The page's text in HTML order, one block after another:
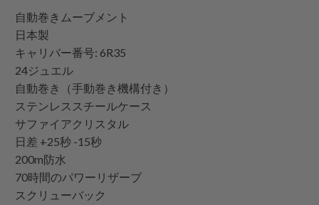
自動巻きムーブメント
日本製
キャリバー番号: 6R35
24ジュエル
自動巻き（手動巻き機構付き）
ステンレススチールケース
サファイアクリスタル
日差 +25秒 -15秒
200m防水
70時間のパワーリザーブ
スクリューバック